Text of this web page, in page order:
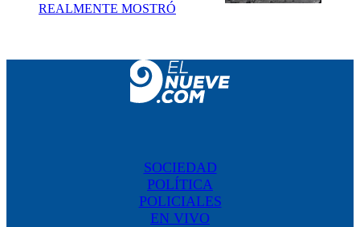
REALMENTE MOSTRÓ
SOCIEDAD
POLÍTICA
POLICIALES
EN VIVO